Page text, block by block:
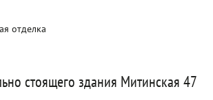
отделка
стоящего здания Митинская 47